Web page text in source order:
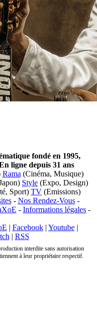
fondé en 1995,
ligne depuis 31 ans
Rama (Cinéma, Musique)
Style (Expo, Design)
Sport) TV (Emissions)
- Nos Rendez-Vous-
- Informations légales -
| Facebook| Youtube|
| RSS
interdite sans autorisation
à leur propriétaire respectif.